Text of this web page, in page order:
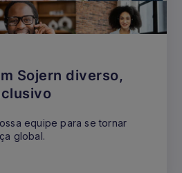
Sojern diverso,
equipe para se tornar
global.